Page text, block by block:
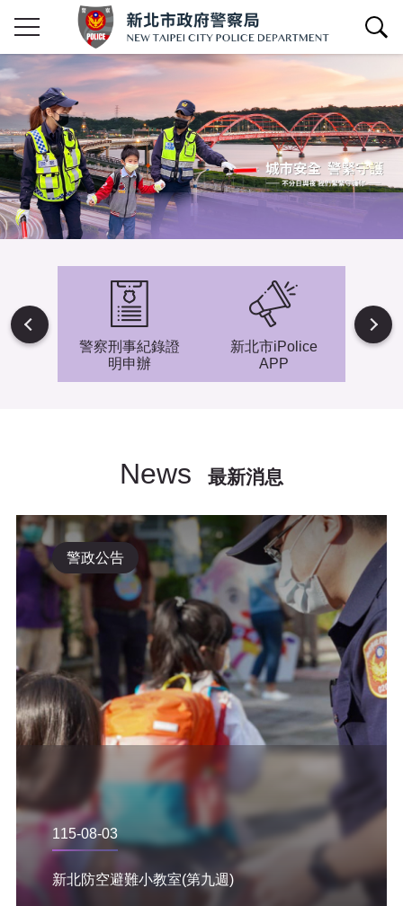
查詢區開關
難專
警察刑事紀錄證
明申辦
新北市iPolice
APP
小小
News 最新消息
警政公告
115-08-03
新北防空避難小教室(第九週)